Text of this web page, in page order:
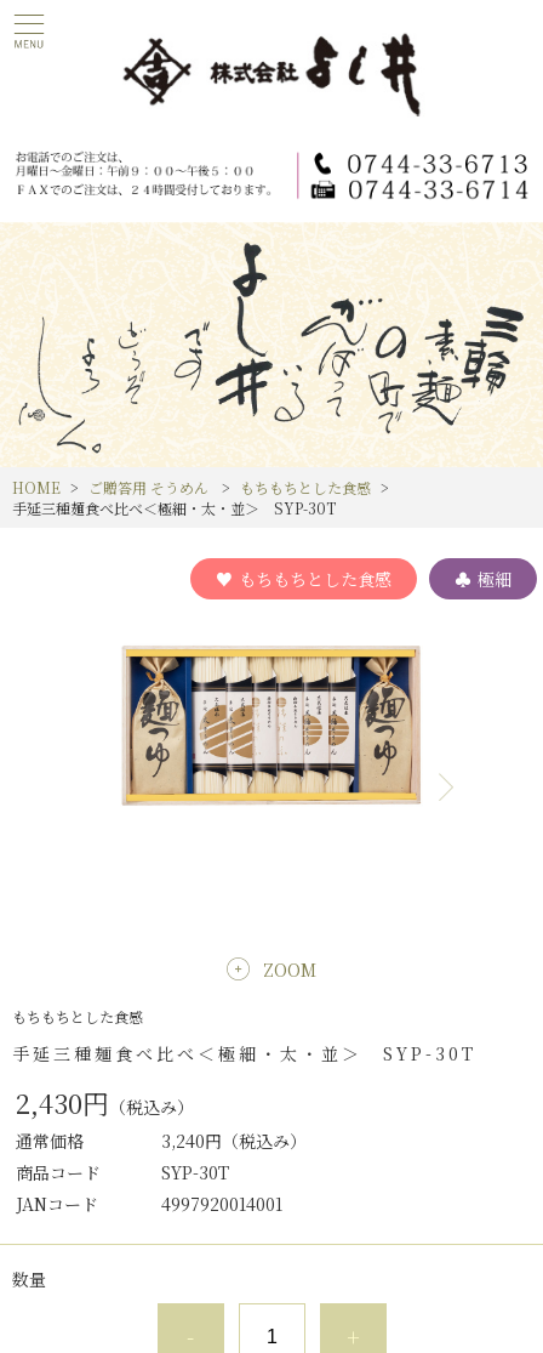
HOME ご贈答用 そうめん
もちもちとした食感
手延三種麺食べ比べ＜極細・太・並＞ SYP-30T
もちもちとした食感 極細
ZOOM
もちもちとした食感
手延三種麺食べ比べ＜極細・太・並＞ SYP-30T
2,430円 （税込み）
通常価格
3,240円 （税込み）
商品コード
SYP-30T
JANコード
4997920014001
数量
- +